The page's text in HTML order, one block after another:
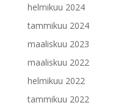
helmikuu 2024
tammikuu 2024
maaliskuu 2023
maaliskuu 2022
helmikuu 2022
tammikuu 2022